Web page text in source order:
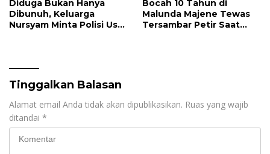
Diduga Bukan Hanya
Dibunuh, Keluarga
Nursyam Minta Polisi Usut
Bocah 10 Tahun di
Malunda Majene Tewas
Tersambar Petir Saat
Tinggalkan Balasan
Alamat email Anda tidak akan dipublikasikan. Ruas yang wajib
ditandai *